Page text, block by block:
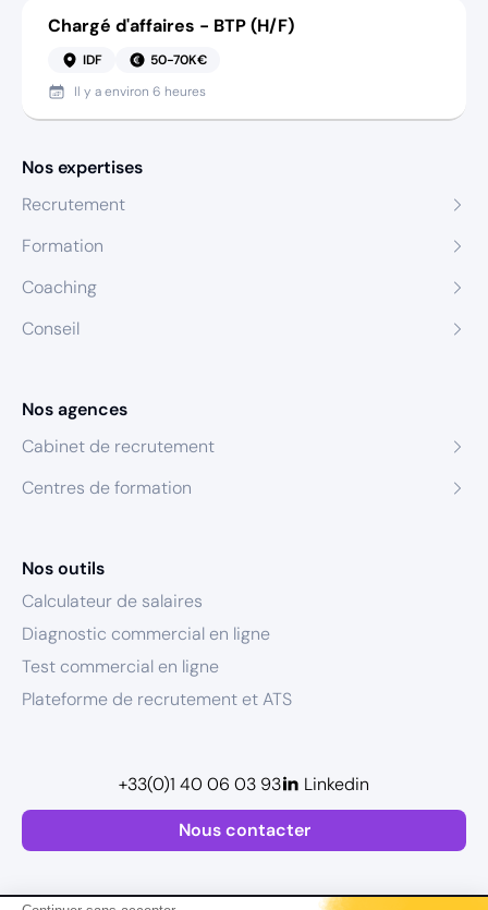
Chargé d'affaires - BTP (H/F)
IDF
50-70K€
Il y aenviron 6 heures
Nos expertises
Recrutement
Formation
Coaching
Conseil
Nos agences
Cabinet de recrutement
Centres de formation
Nos outils
Calculateur de salaires
Diagnostic commercial en ligne
Test commercial en ligne
Plateforme de recrutement et ATS
Nous contacter
+33(0)1 40 06 03 93 Linkedin